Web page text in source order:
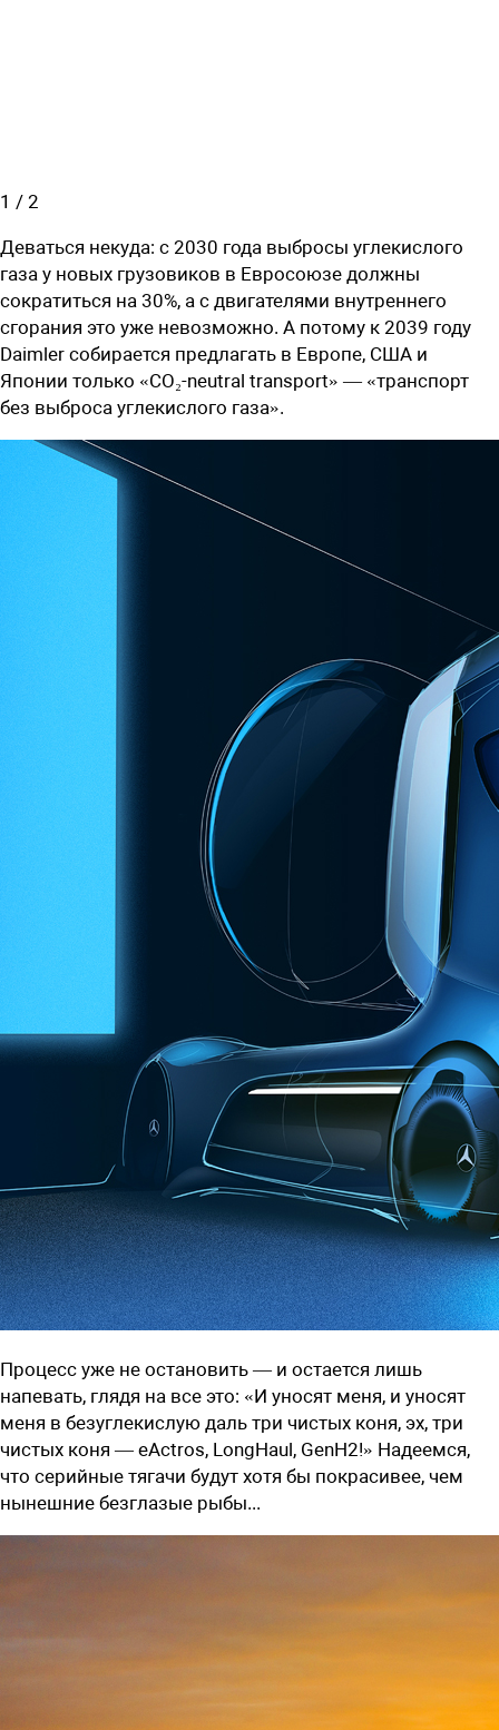
1 / 2
Деваться некуда: с 2030 года выбросы углекислого
газа у новых грузовиков в Евросоюзе должны
сократиться на 30%, а с двигателями внутреннего
сгорания это уже невозможно. А потому к 2039 году
Daimler собирается предлагать в Европе, США и
Японии только «CO₂-neutral transport» — «транспорт
без выброса углекислого газа».
Процесс уже не остановить — и остается лишь
напевать, глядя на все это: «И уносят меня, и уносят
меня в безуглекислую даль три чистых коня, эх, три
чистых коня — eActros, LongHaul, GenH2!» Надеемся,
что серийные тягачи будут хотя бы покрасивее, чем
нынешние безглазые рыбы...